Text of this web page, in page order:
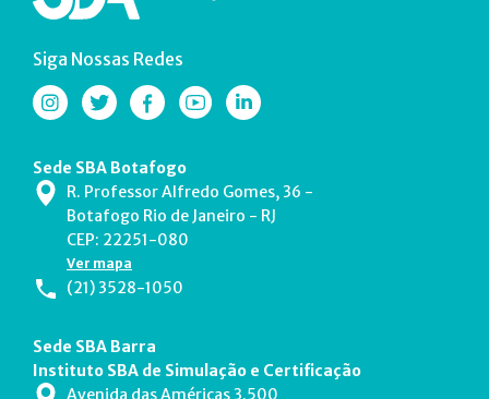
Siga Nossas Redes
Sede SBA Botafogo
R. Professor Alfredo Gomes, 36 -
Botafogo Rio de Janeiro - RJ
CEP: 22251-080
Ver mapa
(21) 3528-1050
Sede SBA Barra
Instituto SBA de Simulação e Certificação
Avenida das Américas 3.500